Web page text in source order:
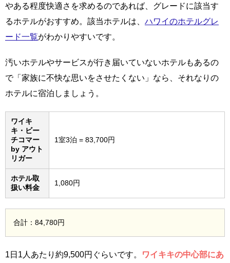
やある程度快適さを求めるのであれば、グレードに該当す
るホテルがおすすめ。該当ホテルは、 ハワイのホテルグレ
ード一覧がわかりやすいです。
汚いホテルやサービスが行き届いていないホテルもあるの
で「家族に不快な思いをさせたくない」なら、それなりの
ホテルに宿泊しましょう。
ワイキ
キ・ビー
チコマー
by アウト
リガー
1室3泊 = 83,700円
ホテル取
扱い料金
1,080円
合計：84,780円
1日1人あたり約9,500円ぐらいです。
ワイキキの中心部にあ